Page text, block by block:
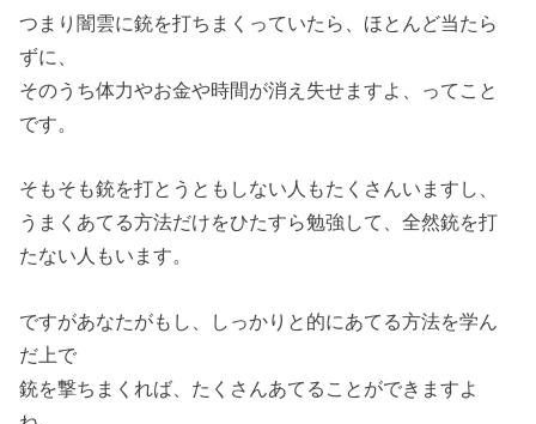
つまり闇雲に銃を打ちまくっていたら、ほとんど当たら
ずに、
そのうち体力やお金や時間が消え失せますよ、ってこと
です。
そもそも銃を打とうともしない人もたくさんいますし、
うまくあてる方法だけをひたすら勉強して、全然銃を打
たない人もいます。
ですがあなたがもし、しっかりと的にあてる方法を学ん
だ上で
銃を撃ちまくれば、たくさんあてることができますよ